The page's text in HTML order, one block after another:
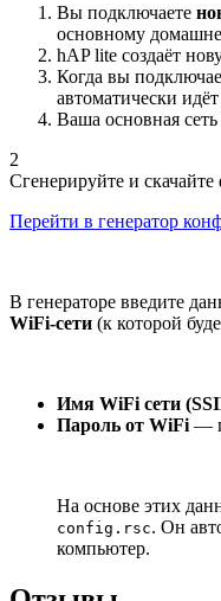
Вы подключаете
основному
hAP lite создаёт
Когда вы
автоматически
Ваша основная
2
Сгенерируйте и
Перейти в генератор
В генераторе введите
WiFi-сети (к которой
Имя WiFi сети
Пароль от WiFi—
На основе этих
config.rsc. Он
компьютер.